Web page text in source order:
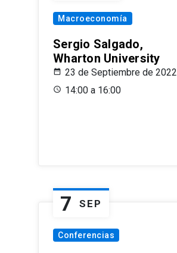
Macroeconomía
Sergio Salgado,
Wharton University
23 de Septiembre de 2022
14:00 a 16:00
7 SEP
Conferencias